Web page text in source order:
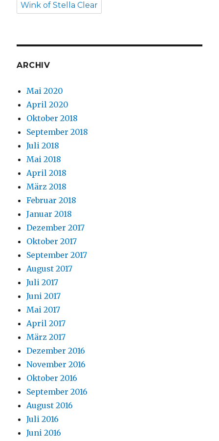
Wink of Stella Clear
ARCHIV
Mai 2020
April 2020
Oktober 2018
September 2018
Juli 2018
Mai 2018
April 2018
März 2018
Februar 2018
Januar 2018
Dezember 2017
Oktober 2017
September 2017
August 2017
Juli 2017
Juni 2017
Mai 2017
April 2017
März 2017
Dezember 2016
November 2016
Oktober 2016
September 2016
August 2016
Juli 2016
Juni 2016